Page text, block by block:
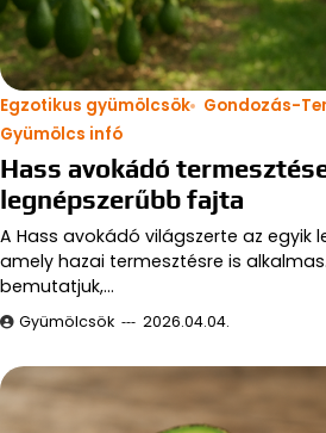
Egzotikus gyümölcsök
Gondozás-
Gyümölcs infó
Hass avokádó
legnépszerűbb fajta
A Hass avokádó világszerte az egyik
amely hazai termesztésre is
bemutatjuk,…
Gyümölcsök 2026.04.04.